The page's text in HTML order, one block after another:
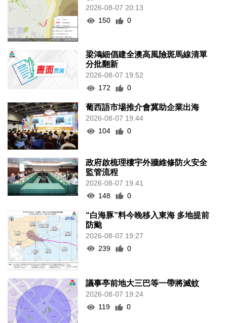
2026-08-07 20:13
150
0
梁鴻細倡建全澳高風險斑馬線清單
分批翻新
2026-08-07 19:52
172
0
葡西語市場推介會冀助企業出海
2026-08-07 19:44
104
0
政府啟梳理樓宇外牆維修防火安全
監管流程
2026-08-07 19:41
148
0
“白海豚”料今晚移入東海 多地提前
防颱
2026-08-07 19:27
239
0
議事亭前地大三巴等一帶將滅蚊
2026-08-07 19:24
119
0